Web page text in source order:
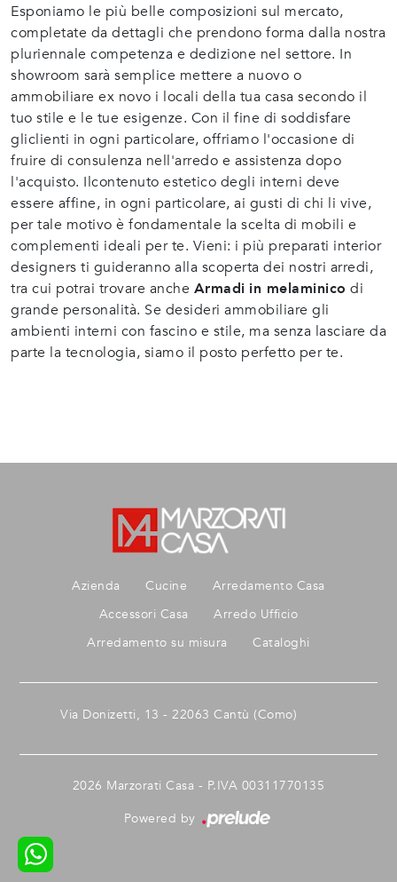
Esponiamo le più belle composizioni sul mercato,
completate da dettagli che prendono forma dalla nostra
pluriennale competenza e dedizione nel settore. In
showroom sarà semplice mettere a nuovo o
ammobiliare ex novo i locali della tua casa secondo il
tuo stile e le tue esigenze. Con il fine di soddisfare
gliclienti in ogni particolare, offriamo l'occasione di
fruire di consulenza nell'arredo e assistenza dopo
l'acquisto. Ilcontenuto estetico degli interni deve
essere affine, in ogni particolare, ai gusti di chi li vive,
per tale motivo è fondamentale la scelta di mobili e
complementi ideali per te. Vieni: i più preparati interior
designers ti guideranno alla scoperta dei nostri arredi,
tra cui potrai trovare anche Armadi in melaminico di
grande personalità. Se desideri ammobiliare gli
ambienti interni con fascino e stile, ma senza lasciare da
parte la tecnologia, siamo il posto perfetto per te.
Azienda Cucine
Arredamento Casa
Accessori Casa
Arredo Ufficio
Arredamento su misura
Cataloghi
Via Donizetti, 13 - 22063 Cantù (Como)
2026 Marzorati Casa - P.IVA 00311770135
Powered by